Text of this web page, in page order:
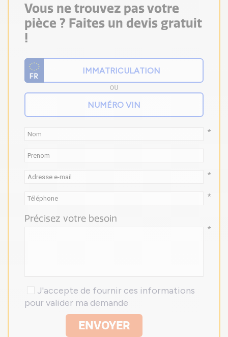
Vous ne trouvez pas votre
pièce ? Faites un devis gratuit
!
OU
*
*
*
Précisez votre besoin
*
J'accepte de fournir ces informations
pour valider ma demande
ENVOYER